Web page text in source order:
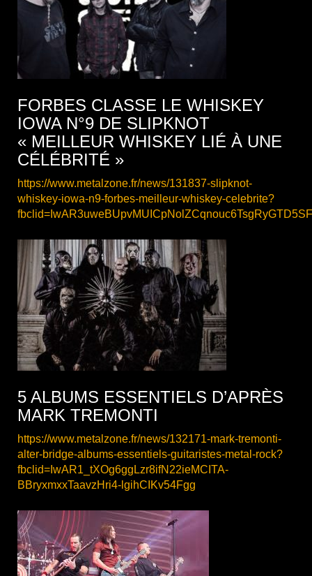
FORBES CLASSE LE WHISKEY
IOWA N°9 DE SLIPKNOT
« MEILLEUR WHISKEY LIÉ À UNE
CÉLÉBRITÉ »
https://www.metalzone.fr/news/131837-slipknot-
whiskey-iowa-n9-forbes-meilleur-whiskey-celebrite?
5 ALBUMS ESSENTIELS D’APRÈS
MARK TREMONTI
https://www.metalzone.fr/news/132171-mark-tremonti-
alter-bridge-albums-essentiels-guitaristes-metal-rock?
fbclid=IwAR1_tXOg6ggLzr8ifN22ieMCITA-
BBryxmxxTaavzHri4-lgihCIKv54Fgg